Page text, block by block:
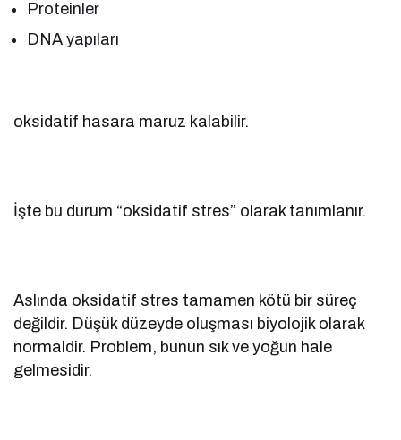
Proteinler
DNA yapıları
oksidatif hasara maruz kalabilir.
İşte bu durum “oksidatif stres” olarak tanımlanır.
Aslında oksidatif stres tamamen kötü bir süreç
değildir. Düşük düzeyde oluşması biyolojik olarak
normaldir. Problem, bunun sık ve yoğun hale
gelmesidir.